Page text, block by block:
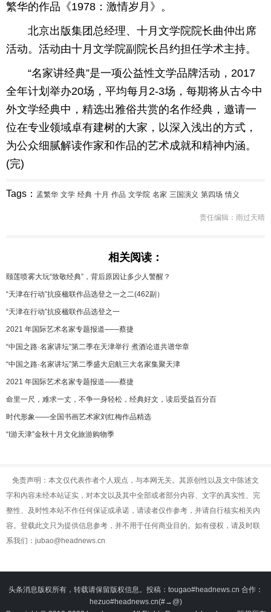
繁华的作品《1978：激情岁月》。
北京出版集团总经理、十月文学院院长曲仲出席
活动。活动由十月文学院副院长吕约担任学术主持。
“名家讲经典”是一项公益性文学品牌活动，2017
全年计划举办20场，平均每月2-3场，每期将从古今中
外文学经典中，精选出雅俗共赏的名作经典，邀请一
位在专业领域卓有建树的大家，以深入浅出的方式，
为公众细腻解读作家和作品的艺术成就和精神内涵。
(完)
Tags： 孟繁华 文学 经典 十月 作品 文学院 名家 三国演义 第四场 情义
责任编辑：雨过天晴
相关阅读：
颐莲喷雾大玩“致敬经典”，背后原因让多少人警醒？
“天津在行动”抗疫楹联作品选登之一之二(462副）
“天津在行动”抗疫楹联作品选登之一
2021 年国际艺术名家专题报道——蔡捷
“中国之路·名家讲坛”第二季在天津举行 煮酒论道共谱华章
“中国之路·名家讲坛”第二季盛大启航三大名家集聚天津
2021 年国际艺术名家专题报道——蔡捷
命里一尺，难求一丈，不争一身轻松，经典好文，读后受益百分百
时代形象——全国书画艺术家刘红梅作品精选
“I游天津”金秋十月文化旅游购物季
免责声明：本文仅代表作者个人观点，与本网无关。其原创性以及文中陈述文
字和内容未经本站证实，对本文以及其中全部或者部分内容、文字的真实性、完
整性、及时性本站不作任何保证或承诺，请读者仅作参考，并请自行核实相关内
容。登载此文只为提供信息参考，并不用于任何商业目的。如有侵权，请及时联
系我们：jubao@headnews.cn
头条消息版权所有，转载请保留版权信息。投稿：tougao#headnews.cn 合作：
hezuo#headnews.cn(#→@)